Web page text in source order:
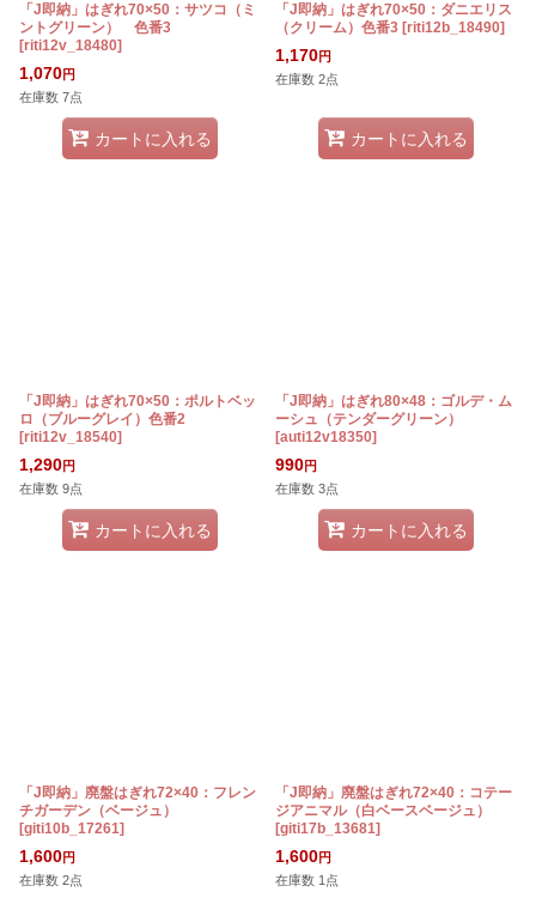
「J即納」はぎれ70×50：サツコ（ミ
ントグリーン） 色番3
[riti12v_18480]
1,070円
在庫数 7点
カートに入れる
「J即納」はぎれ70×50：ダニエリス
（クリーム）色番3 [riti12b_18490]
1,170円
在庫数 2点
カートに入れる
「J即納」はぎれ70×50：ポルトベッ
ロ（ブルーグレイ）色番2
[riti12v_18540]
1,290円
在庫数 9点
カートに入れる
「J即納」はぎれ80×48：ゴルデ・ム
ーシュ（テンダーグリーン）
[auti12v18350]
990円
在庫数 3点
カートに入れる
「J即納」廃盤はぎれ72×40：フレン
チガーデン（ベージュ）
[giti10b_17261]
1,600円
在庫数 2点
「J即納」廃盤はぎれ72×40：コテー
ジアニマル（白ベースベージュ）
[giti17b_13681]
1,600円
在庫数 1点